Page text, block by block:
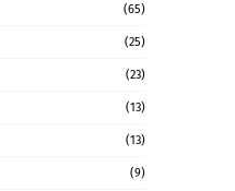
(65)
(25)
(23)
(13)
(13)
(9)